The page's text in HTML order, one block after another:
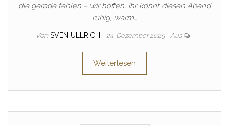
die gerade fehlen – wir hoffen, ihr könnt diesen Abend
ruhig, warm…
Von SVEN ULLRICH 24. Dezember 2025 Aus
Weiterlesen